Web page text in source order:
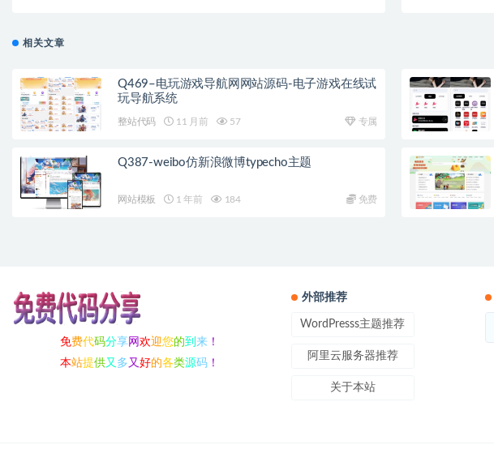
相关文章
Q469–电玩游戏导航网网站源码-电子游戏在线试
玩导航系统
整站代码 11 月前 57 专属
Q387-weibo仿新浪微博typecho主题
网站模板 1 年前 184 免费
免费代码分享网 欢迎您的到 来！
本站提供又 多 又好的各类源码！
外部推荐
WordPresss主题推荐
阿里云服务器推荐
关于本站